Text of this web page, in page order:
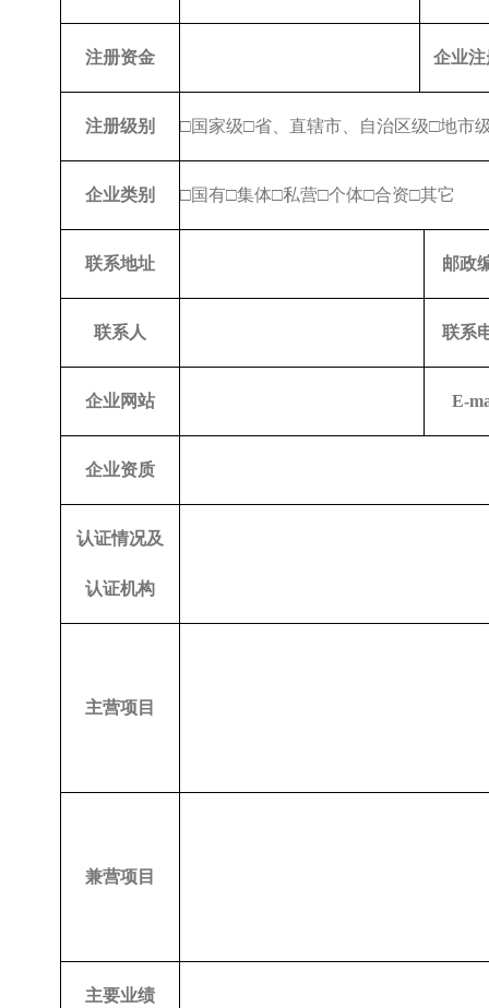
注册资金 企业
注册级别 □国家级□省、直辖市、自治区级□地市
企业类别 □国有□集体□私营□个体□合资□其它
联系地址 邮政
联系人 联系
企业网站 E-
企业资质
认证情况及
认证机构
主营项目
兼营项目
主要业绩